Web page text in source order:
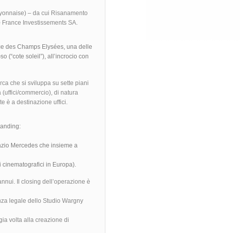
– da cui Risanamento
Investissements SA.
des Champs Elysées, una delle
(“cote soleil”), all’incrocio con
che si sviluppa su sette piani
(uffici/commercio), di natura
è a destinazione uffici.
Mercedes che insieme a
cinematografici in Europa).
Il closing dell’operazione è
legale dello Studio Wargny
volta alla creazione di